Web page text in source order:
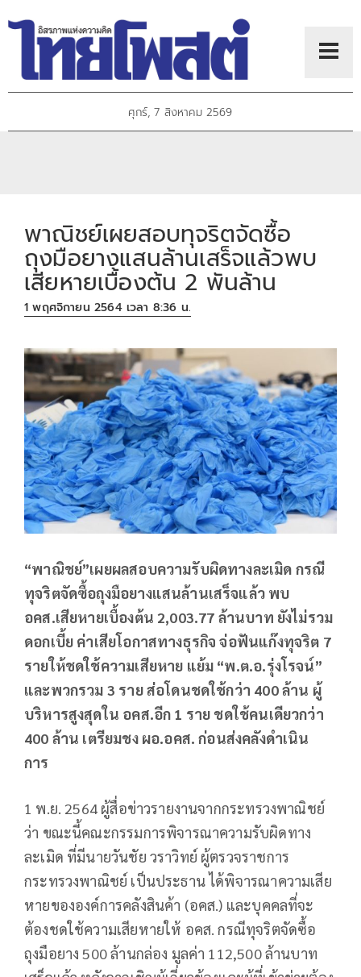
ศุกร์, 7 สิงหาคม 2569
พาณิชย์เผยสอบทุจริตจัดซื้อ
ถุงมือยางแสนล้านเสร็จแล้วพบ
เสียหายเบื้องต้น 2 พันล้าน
1 พฤศจิกายน 2564 เวลา 8:36 น.
“พาณิชย์”เผยผลสอบความรับผิดทางละเมิด กรณี
ทุจริตจัดซื้อถุงมือยางแสนล้านเสร็จแล้ว พบ
อคส.เสียหายเบื้องต้น 2,003.77 ล้านบาท ยังไม่รวม
ดอกเบี้ย ค่าเสียโอกาสทางธุรกิจ จ่อฟันแก๊งทุจริต 7
รายให้ชดใช้ความเสียหาย แย้ม “พ.ต.อ.รุ่งโรจน์”
และพวกรวม 3 ราย ส่อโดนชดใช้กว่า 400 ล้าน ผู้
บริหารสูงสุดใน อคส.อีก 1 ราย ชดใช้คนเดียวกว่า
400 ล้าน เตรียมชง ผอ.อคส. ก่อนส่งคลังดำเนิน
การ
1 พ.ย. 2564 ผู้สื่อข่าวรายงานจากกระทรวงพาณิชย์
ว่า ขณะนี้คณะกรรมการพิจารณาความรับผิดทาง
ละเมิด ที่มีนายวันชัย วราวิทย์ ผู้ตรวจราชการ
กระทรวงพาณิชย์ เป็นประธาน ได้พิจารณาความเสีย
หายขององค์การคลังสินค้า (อคส.) และบุคคลที่จะ
ต้องชดใช้ความเสียหายให้ อคส. กรณีทุจริตจัดซื้อ
ถุงมือยาง 500 ล้านกล่อง มูลค่า 112,500 ล้านบาท